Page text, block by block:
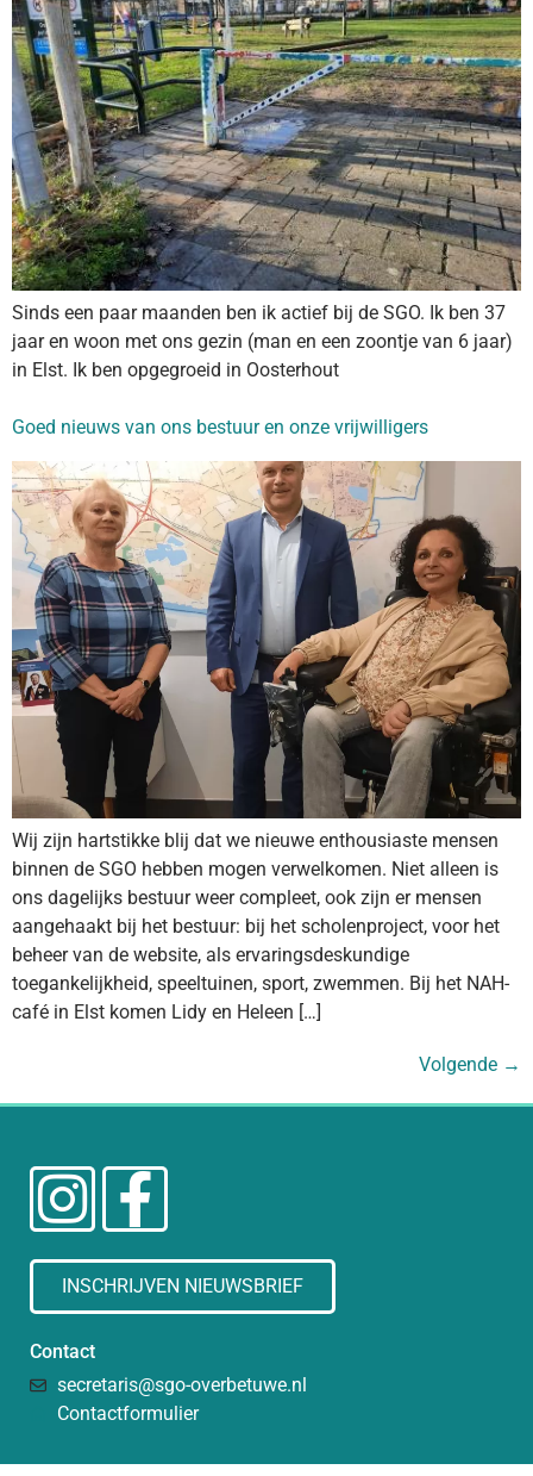
Sinds een paar maanden ben ik actief bij de SGO. Ik ben 37
jaar en woon met ons gezin (man en een zoontje van 6 jaar)
in Elst. Ik ben opgegroeid in Oosterhout
Goed nieuws van ons bestuur en onze vrijwilligers
Wij zijn hartstikke blij dat we nieuwe enthousiaste mensen
binnen de SGO hebben mogen verwelkomen. Niet alleen is
ons dagelijks bestuur weer compleet, ook zijn er mensen
aangehaakt bij het bestuur: bij het scholenproject, voor het
beheer van de website, als ervaringsdeskundige
toegankelijkheid, speeltuinen, sport, zwemmen. Bij het NAH-
café in Elst komen Lidy en Heleen […]
Volgende →
INSCHRIJVEN NIEUWSBRIEF
Contact
secretaris@sgo-overbetuwe.nl
Contactformulier